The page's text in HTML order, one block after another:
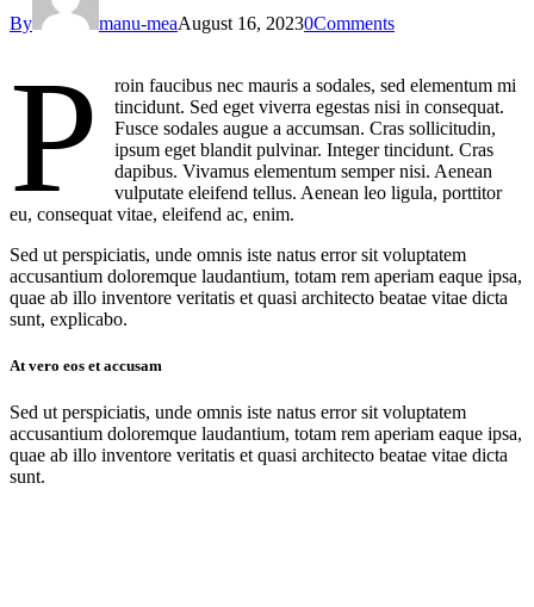
By manu-meaAugust 16, 20230Comments
P
roin faucibus nec mauris a sodales, sed elementum mi
tincidunt. Sed eget viverra egestas nisi in consequat.
Fusce sodales augue a accumsan. Cras sollicitudin,
ipsum eget blandit pulvinar. Integer tincidunt. Cras
dapibus. Vivamus elementum semper nisi. Aenean
vulputate eleifend tellus. Aenean leo ligula, porttitor
eu, consequat vitae, eleifend ac, enim.
Sed ut perspiciatis, unde omnis iste natus error sit voluptatem
accusantium doloremque laudantium, totam rem aperiam eaque ipsa,
quae ab illo inventore veritatis et quasi architecto beatae vitae dicta
sunt, explicabo.
At vero eos et accusam
Sed ut perspiciatis, unde omnis iste natus error sit voluptatem
accusantium doloremque laudantium, totam rem aperiam eaque ipsa,
quae ab illo inventore veritatis et quasi architecto beatae vitae dicta
sunt.